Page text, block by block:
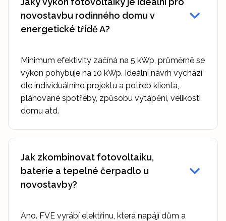
novostavbu rodinného domu v
energetické třídě A?
Minimum efektivity začíná na 5 kWp, průměrně se
výkon pohybuje na 10 kWp. Ideální návrh vychází
dle individuálního projektu a potřeb klienta,
plánované spotřeby, způsobu vytápění, velikosti
domu atd.
Jak zkombinovat fotovoltaiku,
baterie a tepelné čerpadlo u
novostavby?
Ano. FVE vyrábí elektřinu, která napájí dům a